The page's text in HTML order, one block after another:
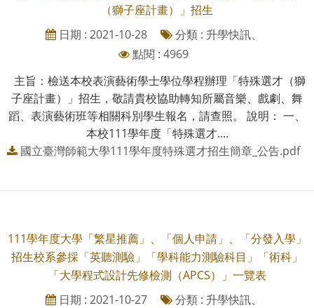
（獅子座計畫）」招生
日期 : 2021-10-28
分類 : 升學快訊、
點閱 : 4969
主旨：檢送本校表演藝術學士學位學程辦理「特殊選才（獅
子座計畫）」招生，敬請貴校協助轉知所屬音樂、戲劇、舞
蹈、表演藝術班等相關科別學生報名，請查照。 說明： 一、
本校111學年度「特殊選才....
國立臺灣師範大學111學年度特殊選才招生簡章_公告.pdf
111學年度大學「繁星推薦」、「個人申請」、「分發入學」
招生校系參採「英聽測驗」「學科能力測驗科目」「術科」
「大學程式設計先修檢測（APCS）」一覽表
日期 : 2021-10-27
分類 : 升學快訊、